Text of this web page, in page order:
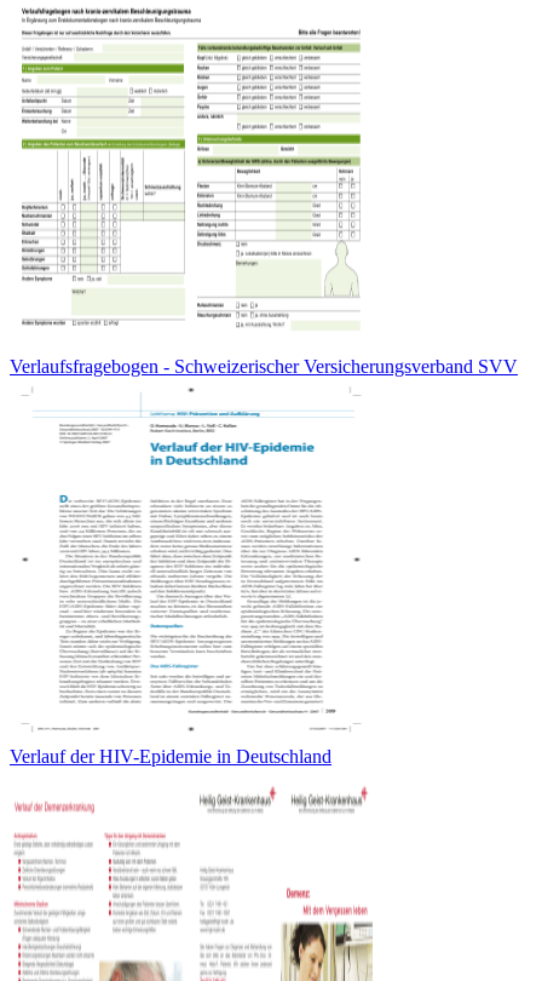
Verlaufsfragebogen - Schweizerischer Versicherungsverband SVV
Verlauf der HIV-Epidemie in Deutschland